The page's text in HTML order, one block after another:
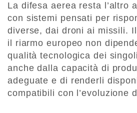
La difesa aerea resta l’altro
con sistemi pensati per
diverse, dai droni ai missili.
il riarmo europeo non
qualità tecnologica dei
anche dalla capacità di
adeguate e di renderli
compatibili con l’evoluzione